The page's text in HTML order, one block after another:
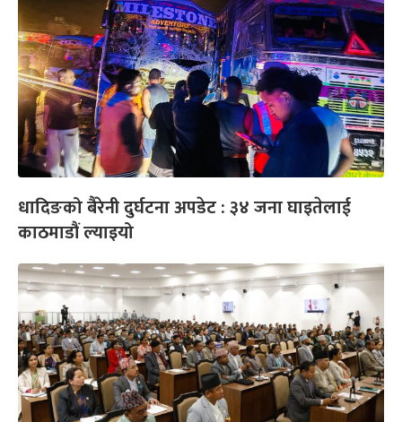
धादिङको बैरेनी दुर्घटना अपडेट : ३४ जना घाइतेलाई
काठमाडौं ल्याइयो